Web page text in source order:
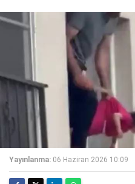
Yayınlanma: 06 Haziran 2026 10:09